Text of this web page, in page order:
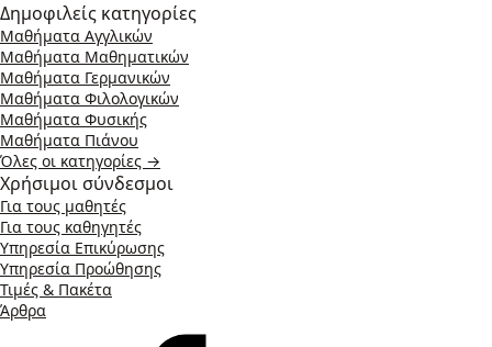
Δημοφιλείς κατηγορίες
Μαθήματα Αγγλικών
Μαθήματα Μαθηματικών
Μαθήματα Γερμανικών
Μαθήματα Φιλολογικών
Μαθήματα Φυσικής
Μαθήματα Πιάνου
Όλες οι κατηγορίες →
Χρήσιμοι σύνδεσμοι
Για τους μαθητές
Για τους καθηγητές
Υπηρεσία Επικύρωσης
Υπηρεσία Προώθησης
Τιμές & Πακέτα
Άρθρα